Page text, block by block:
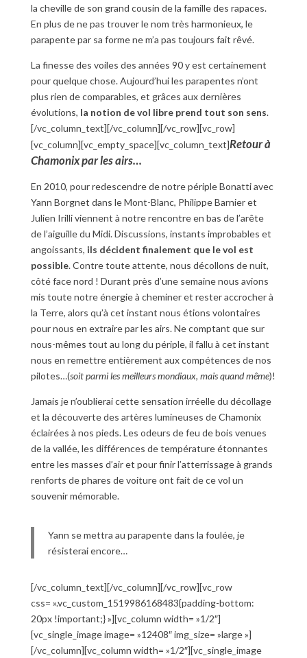
la cheville de son grand cousin de la famille des rapaces.
En plus de ne pas trouver le nom très harmonieux, le
parapente par sa forme ne m’a pas toujours fait rêvé.
La finesse des voiles des années 90 y est certainement
pour quelque chose. Aujourd’hui les parapentes n’ont
plus rien de comparables, et grâces aux dernières
évolutions, la notion de vol libre prend tout son sens.
[/vc_column_text][/vc_column][/vc_row][vc_row]
[vc_column][vc_empty_space][vc_column_text]Retour à
Chamonix par les airs…
En 2010, pour redescendre de notre périple Bonatti avec
Yann Borgnet dans le Mont-Blanc, Philippe Barnier et
Julien Irilli viennent à notre rencontre en bas de l’arête
de l’aiguille du Midi. Discussions, instants improbables et
angoissants, ils décident finalement que le vol est
possible. Contre toute attente, nous décollons de nuit,
côté face nord ! Durant près d’une semaine nous avions
mis toute notre énergie à cheminer et rester accrocher à
la Terre, alors qu’à cet instant nous étions volontaires
pour nous en extraire par les airs. Ne comptant que sur
nous-mêmes tout au long du périple, il fallu à cet instant
nous en remettre entièrement aux compétences de nos
pilotes…(soit parmi les meilleurs mondiaux, mais quand même)!
Jamais je n’oublierai cette sensation irréelle du décollage
et la découverte des artères lumineuses de Chamonix
éclairées à nos pieds. Les odeurs de feu de bois venues
de la vallée, les différences de température étonnantes
entre les masses d’air et pour finir l’atterrissage à grands
renforts de phares de voiture ont fait de ce vol un
souvenir mémorable.
Yann se mettra au parapente dans la foulée, je
résisterai encore…
[/vc_column_text][/vc_column][/vc_row][vc_row
css= ».vc_custom_1519986168483{padding-bottom:
20px !important;} »][vc_column width= »1/2″]
[vc_single_image image= »12408″ img_size= »large »]
[/vc_column][vc_column width= »1/2″][vc_single_image